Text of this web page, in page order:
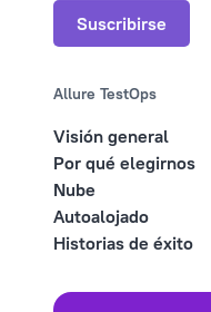
Suscribirse
Allure TestOps
Visión general
Por qué elegirnos
Nube
Autoalojado
Historias de éxito